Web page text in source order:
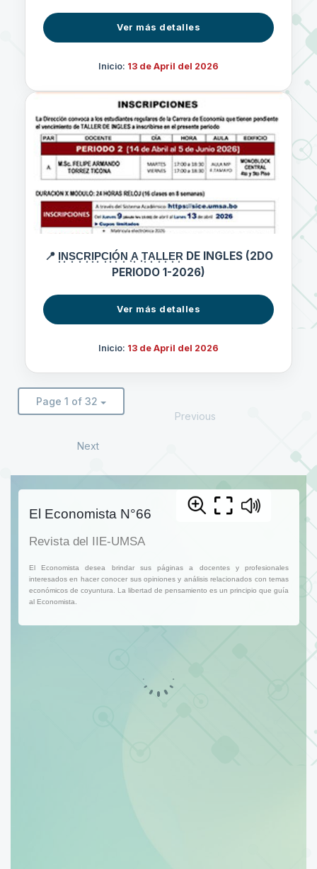
Ver más detalles
Inicio: 13 de April del 2026
📍 I͙N͙S͙C͙R͙I͙P͙C͙I͙Ó͙N͙ ͙A͙ ͙T͙A͙L͙L͙E͙R͙ DE INGLES (2DO
PERIODO 1-2026)
Ver más detalles
Inicio: 13 de April del 2026
Page 1 of 32
Previous
Next